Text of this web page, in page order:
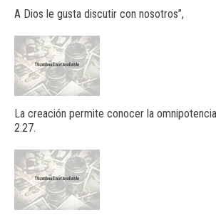
A Dios le gusta discutir con nosotros”,
La creación permite conocer la
2.27.